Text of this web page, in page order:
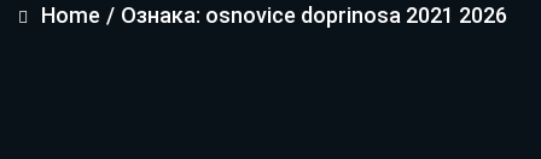
Home / Ознака: osnovice doprinosa 2021 2026